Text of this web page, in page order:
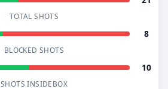
TOTAL SHOTS
8
BLOCKED SHOTS
10
SHOTS INSIDEBOX